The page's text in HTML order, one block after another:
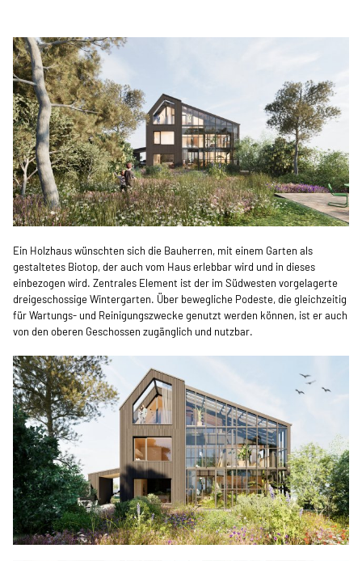
Ein Holzhaus wünschten sich die Bauherren, mit einem Garten als
gestaltetes Biotop, der auch vom Haus erlebbar wird und in dieses
einbezogen wird. Zentrales Element ist der im Südwesten vorgelagerte
dreigeschossige Wintergarten. Über bewegliche Podeste, die gleichzeitig
für Wartungs- und Reinigungszwecke genutzt werden können, ist er auch
von den oberen Geschossen zugänglich und nutzbar.